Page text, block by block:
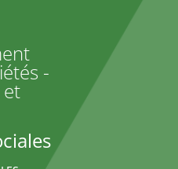
-